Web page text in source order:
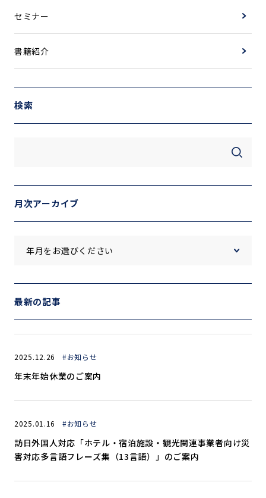
セミナー
書籍紹介
検索
月次アーカイブ
最新の記事
2025.12.26 #お知らせ
年末年始休業のご案内
2025.01.16 #お知らせ
訪日外国人対応「ホテル・宿泊施設・観光関連事業者向け災
害対応多言語フレーズ集（13言語）」のご案内